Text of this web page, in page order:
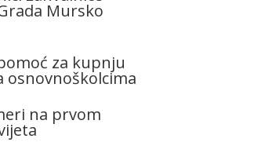
Mursko
za kupnju
na prvom